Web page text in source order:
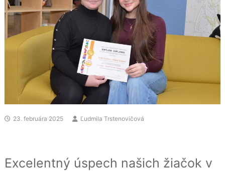
23. februára 2025 Ľudmila Trstenovičová
Excelentný úspech našich žiačok v